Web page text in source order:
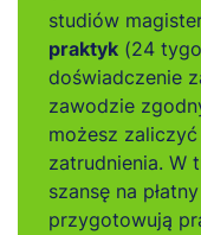
studiów
praktyk (24
doświadczenie
zawodzie
możesz
zatrudnienia. W
szansę na
przygotowują